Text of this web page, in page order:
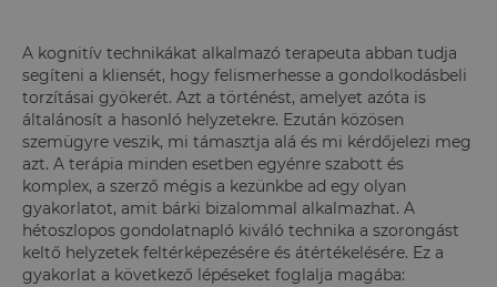
A kognitív technikákat alkalmazó terapeuta abban tudja
segíteni a kliensét, hogy felismerhesse a gondolkodásbeli
torzításai gyökerét. Azt a történést, amelyet azóta is
általánosít a hasonló helyzetekre. Ezután közösen
szemügyre veszik, mi támasztja alá és mi kérdőjelezi meg
azt. A terápia minden esetben egyénre szabott és
komplex, a szerző mégis a kezünkbe ad egy olyan
gyakorlatot, amit bárki bizalommal alkalmazhat. A
hétoszlopos gondolatnapló kiváló technika a szorongást
keltő helyzetek feltérképezésére és átértékelésére. Ez a
gyakorlat a következő lépéseket foglalja magába: